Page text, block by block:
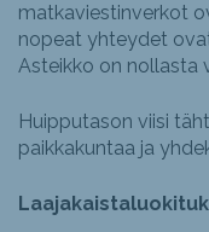
matkaviestinverkot
nopeat yhteydet
Asteikko on nollasta
Huipputason viisi
paikkakuntaa ja